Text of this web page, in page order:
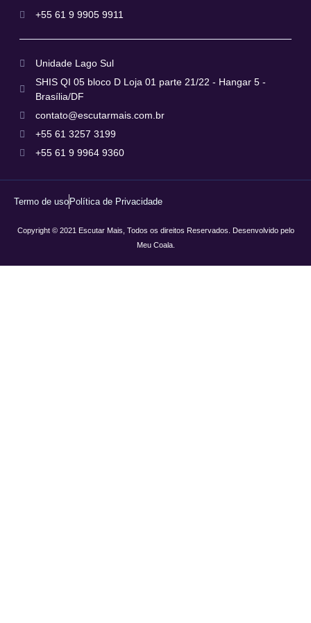
+55 61 9 9905 9911
Unidade Lago Sul
SHIS QI 05 bloco D Loja 01 parte 21/22 - Hangar 5 -
Brasília/DF
contato@escutarmais.com.br
+55 61 3257 3199
+55 61 9 9964 9360
Termo de uso Política de Privacidade
Copyright © 2021 Escutar Mais, Todos os direitos Reservados. Desenvolvido pelo
Meu Coala.